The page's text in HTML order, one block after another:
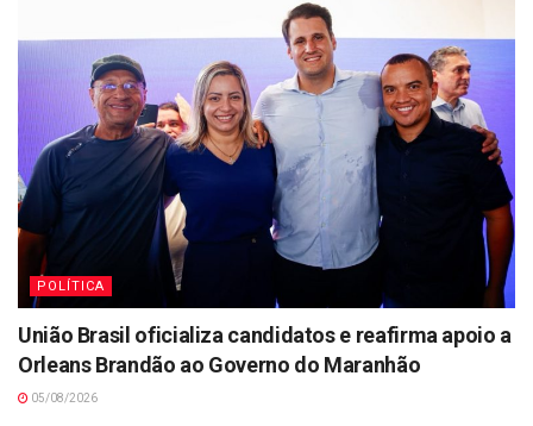
POLÍTICA
União Brasil oficializa candidatos e reafirma apoio a
Orleans Brandão ao Governo do Maranhão
05/08/2026